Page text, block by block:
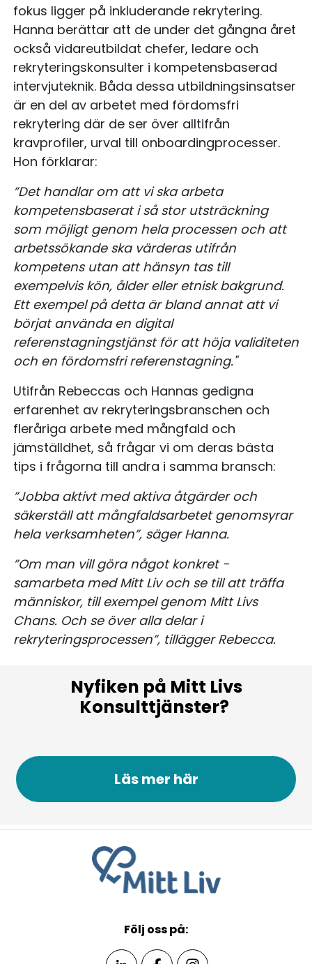
fokus ligger på inkluderande rekrytering.
Hanna berättar att de under det gångna året
också vidareutbildat chefer, ledare och
rekryteringskonsulter i kompetensbaserad
intervjuteknik. Båda dessa utbildningsinsatser
är en del av arbetet med fördomsfri
rekrytering där de ser över alltifrån
kravprofiler, urval till onboardingprocesser.
Hon förklarar:
”Det handlar om att vi ska arbeta
kompetensbaserat i så stor utsträckning
som möjligt genom hela processen och att
arbetssökande ska värderas utifrån
kompetens utan att hänsyn tas till
exempelvis kön, ålder eller etnisk bakgrund.
Ett exempel på detta är bland annat att vi
börjat använda en digital
referenstagningstjänst för att höja validiteten
och en fördomsfri referenstagning."
Utifrån Rebeccas och Hannas gedigna
erfarenhet av rekryteringsbranschen och
fleråriga arbete med mångfald och
jämställdhet, så frågar vi om deras bästa
tips i frågorna till andra i samma bransch:
”Jobba aktivt med aktiva åtgärder och
säkerställ att mångfaldsarbetet genomsyrar
hela verksamheten”, säger Hanna.
”Om man vill göra något konkret -
samarbeta med Mitt Liv och se till att träffa
människor, till exempel genom Mitt Livs
Chans. Och se över alla delar i
rekryteringsprocessen”, tillägger Rebecca.
Nyfiken på Mitt Livs
Konsulttjänster?
Läs mer här
Följ oss på: